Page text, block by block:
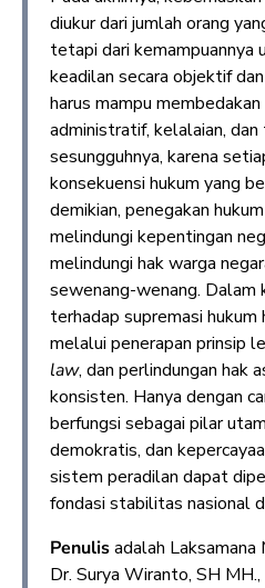
diukur dari jumlah orang
tetapi dari kemampuannya
keadilan secara objektif
harus mampu
administratif, kelalaian, dan
sesungguhnya, karena
konsekuensi hukum yang
demikian, penegakan
melindungi kepentingan
melindungi hak warga
sewenang-wenang. Dalam
terhadap supremasi hukum
melalui penerapan prinsip
law, dan perlindungan hak
konsisten. Hanya dengan
berfungsi sebagai pilar
demokratis, dan
sistem peradilan dapat
fondasi stabilitas nasional
Penulisadalah
Dr. Surya Wiranto, SH